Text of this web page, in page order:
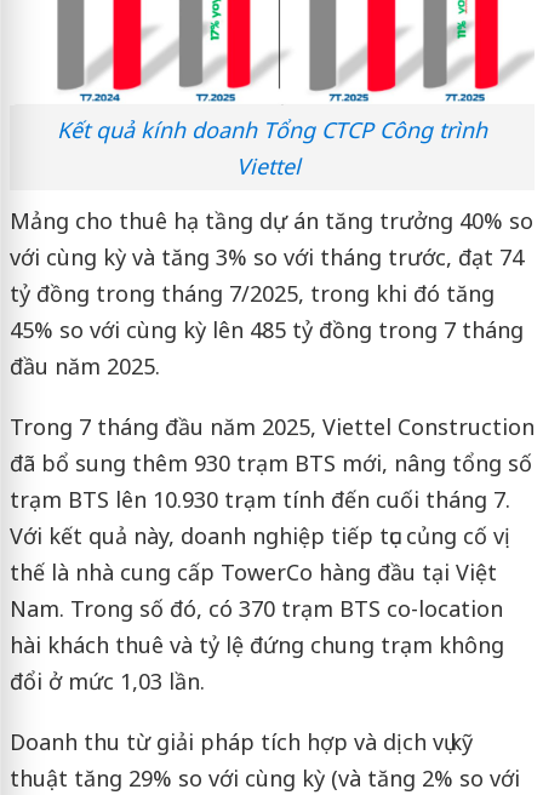
Kết quả kính doanh Tổng CTCP Công trình
Viettel
Mảng cho thuê hạ tầng dự án tăng trưởng 40% so
với cùng kỳ và tăng 3% so với tháng trước, đạt 74
tỷ đồng trong tháng 7/2025, trong khi đó tăng
45% so với cùng kỳ lên 485 tỷ đồng trong 7 tháng
đầu năm 2025.
Trong 7 tháng đầu năm 2025, Viettel Construction
đã bổ sung thêm 930 trạm BTS mới, nâng tổng số
trạm BTS lên 10.930 trạm tính đến cuối tháng 7.
Với kết quả này, doanh nghiệp tiếp tục củng cố vị
thế là nhà cung cấp TowerCo hàng đầu tại Việt
Nam. Trong số đó, có 370 trạm BTS co-location
hài khách thuê và tỷ lệ đứng chung trạm không
đổi ở mức 1,03 lần.
Doanh thu từ giải pháp tích hợp và dịch vụ kỹ
thuật tăng 29% so với cùng kỳ (và tăng 2% so với